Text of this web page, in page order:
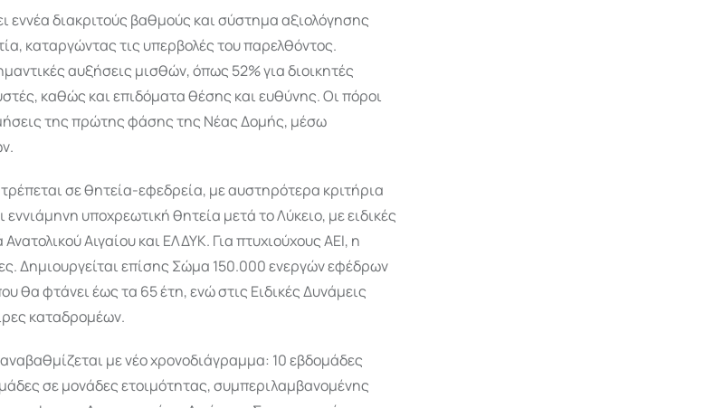
εννέα διακριτούς βαθμούς και σύστημα αξιολόγησης
καταργώντας τις υπερβολές του παρελθόντος.
αυξήσεις μισθών, όπως 52% για διοικητές
καθώς και επιδόματα θέσης και ευθύνης. Οι πόροι
της πρώτης φάσης της Νέας Δομής, μέσω
σε θητεία-εφεδρεία, με αυστηρότερα κριτήρια
υποχρεωτική θητεία μετά το Λύκειο, με ειδικές
Αιγαίου και ΕΛΔΥΚ. Για πτυχιούχους ΑΕΙ, η
Δημιουργείται επίσης Σώμα 150.000 ενεργών εφέδρων
θα φτάνει έως τα 65 έτη, ενώ στις Ειδικές Δυνάμεις
καταδρομέων.
με νέο χρονοδιάγραμμα: 10 εβδομάδες
σε μονάδες ετοιμότητας, συμπεριλαμβανομένης